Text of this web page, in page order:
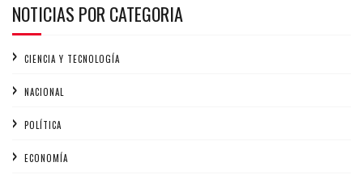
NOTICIAS POR CATEGORIA
CIENCIA Y TECNOLOGÍA
NACIONAL
POLÍTICA
ECONOMÍA